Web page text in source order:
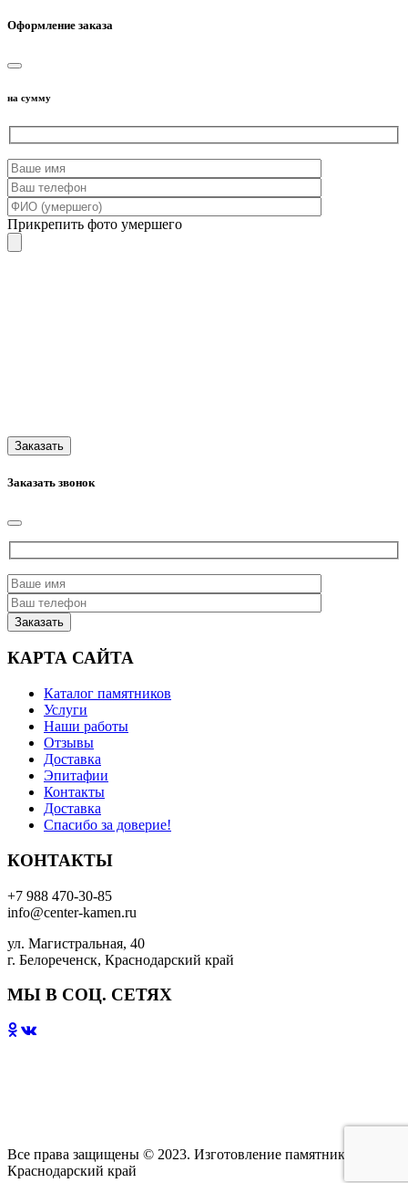
Оформление заказа
на сумму
Прикрепить фото умершего
Заказать звонок
КАРТА САЙТА
Каталог памятников
Услуги
Наши работы
Отзывы
Доставка
Эпитафии
Контакты
Доставка
Спасибо за доверие!
КОНТАКТЫ
+7 988 470-30-85
info@center-kamen.ru
ул. Магистральная, 40
г. Белореченск, Краснодарский край
МЫ В СОЦ. СЕТЯХ
Все права защищены © 2023. Изготовление памятников
Краснодарский край